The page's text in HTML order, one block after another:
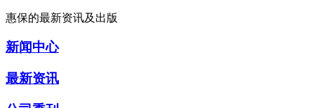
惠保的最新资讯及出版
新闻中心
最新资讯